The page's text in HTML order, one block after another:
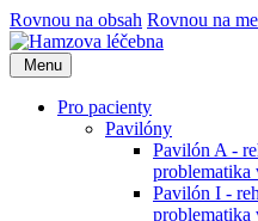
Rovnou na obsah Rovnou na
Menu
Pro pacienty
Pavilóny
Pavilón A -
problematika
Pavilón I -
problematika